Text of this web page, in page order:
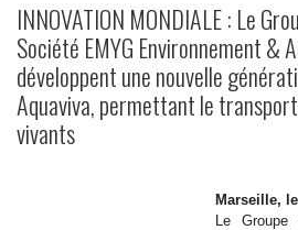
INNOVATION MONDIALE : Le
Société EMYG Environnement &
développent une nouvelle
Aquaviva, permettant le
vivants
Marseille,
Le